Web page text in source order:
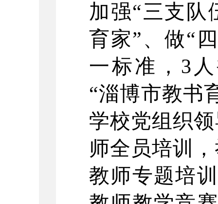
加强“三支队
育家”、做“
一标准，3
“淄博市教书
学校党组织
师全员培训
教师专题培